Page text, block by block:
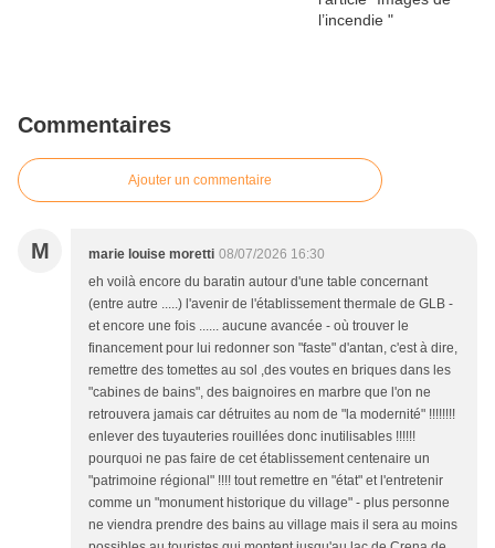
Commentaires
Ajouter un commentaire
M marie louise moretti 08/07/2026 16:30
eh voilà encore du baratin autour d'une table concernant
(entre autre .....) l'avenir de l'établissement thermale de GLB -
et encore une fois ...... aucune avancée - où trouver le
financement pour lui redonner son "faste" d'antan, c'est à dire,
remettre des tomettes au sol ,des voutes en briques dans les
"cabines de bains", des baignoires en marbre que l'on ne
retrouvera jamais car détruites au nom de "la modernité" !!!!!!!!
enlever des tuyauteries rouillées donc inutilisables !!!!!!
pourquoi ne pas faire de cet établissement centenaire un
"patrimoine régional" !!!! tout remettre en "état" et l'entretenir
comme un "monument historique du village" - plus personne
ne viendra prendre des bains au village mais il sera au moins